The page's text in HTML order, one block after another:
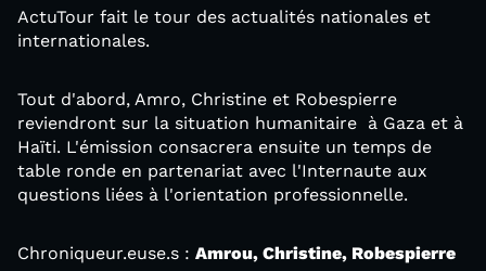
ActuTour fait le tour des actualités nationales et
internationales.
Tout d'abord, Amro, Christine et Robespierre
reviendront sur la situation humanitaire à Gaza et à
Haïti. L'émission consacrera ensuite un temps de
table ronde en partenariat avec l'Internaute aux
questions liées à l'orientation professionnelle.
Chroniqueur.euse.s : Amrou, Christine, Robespierre